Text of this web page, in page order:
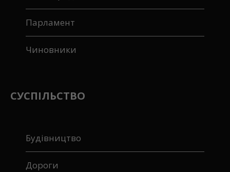
Парламент
Чиновники
СУСПІЛЬСТВО
Будівництво
Дороги